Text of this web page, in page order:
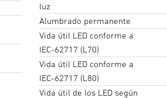
luz
Alumbrado permanente
Vida útil LED conforme a
IEC-62717 (L70)
Vida útil LED conforme a
IEC-62717 (L80)
Vida útil de los LED según